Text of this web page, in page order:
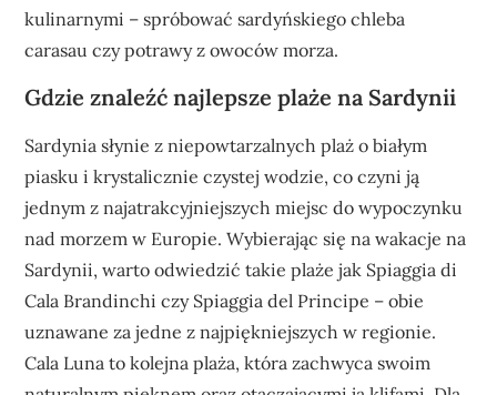
kulinarnymi – spróbować sardyńskiego chleba
carasau czy potrawy z owoców morza.
Gdzie znaleźć najlepsze plaże na Sardynii
Sardynia słynie z niepowtarzalnych plaż o białym
piasku i krystalicznie czystej wodzie, co czyni ją
jednym z najatrakcyjniejszych miejsc do wypoczynku
nad morzem w Europie. Wybierając się na wakacje na
Sardynii, warto odwiedzić takie plaże jak Spiaggia di
Cala Brandinchi czy Spiaggia del Principe – obie
uznawane za jedne z najpiękniejszych w regionie.
Cala Luna to kolejna plaża, która zachwyca swoim